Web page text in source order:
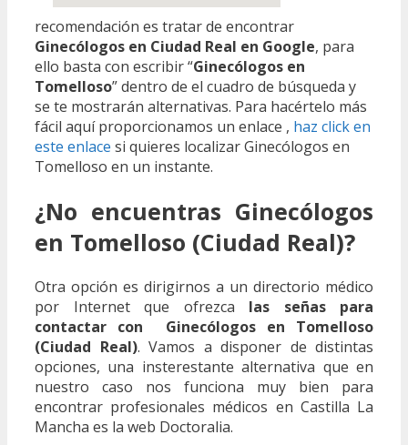
recomendación es tratar de encontrar
Ginecólogos en Ciudad Real en Google, para
ello basta con escribir “Ginecólogos en
Tomelloso” dentro de el cuadro de búsqueda y
se te mostrarán alternativas. Para hacértelo más
fácil aquí proporcionamos un enlace , haz click en
este enlace si quieres localizar Ginecólogos en
Tomelloso en un instante.
¿No encuentras Ginecólogos
en Tomelloso (Ciudad Real)?
Otra opción es dirigirnos a un directorio médico
por Internet que ofrezca las señas para
contactar con Ginecólogos en Tomelloso
(Ciudad Real). Vamos a disponer de distintas
opciones, una insterestante alternativa que en
nuestro caso nos funciona muy bien para
encontrar profesionales médicos en Castilla La
Mancha es la web Doctoralia.